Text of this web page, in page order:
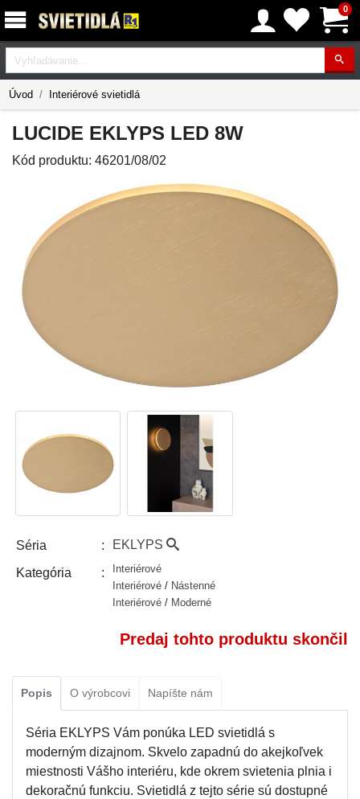
0
Vyhľadávanie
Úvod Interiérové svietidlá
LUCIDE EKLYPS LED 8W
Kód produktu: 46201/08/02
Séria EKLYPS
Kategória
Interiérové
Interiérové / Nástenné
Interiérové / Moderné
Predaj tohto produktu skončil
Popis O výrobcovi Napíšte nám
Séria EKLYPS Vám ponúka LED svietidlá s
moderným dizajnom. Skvelo zapadnú do akejkoľvek
miestnosti Vášho interiéru, kde okrem svietenia plnia i
dekoračnú funkciu. Svietidlá z tejto série sú dostupné